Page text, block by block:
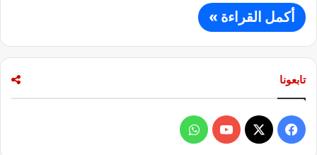
أكمل القراءة »
تابعونا